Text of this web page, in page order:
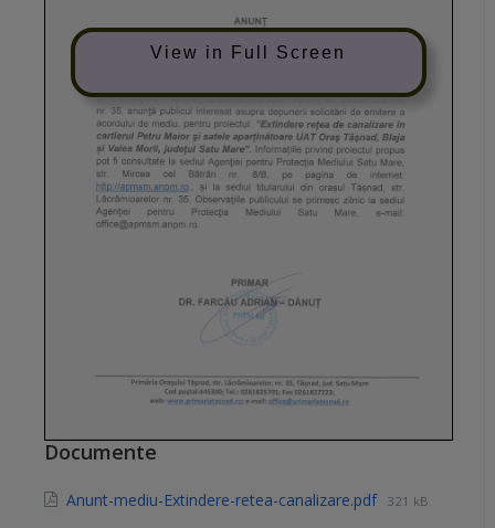
View in Full Screen
Documente
Anunt-mediu-Extindere-retea-canalizare.pdf 321 kB